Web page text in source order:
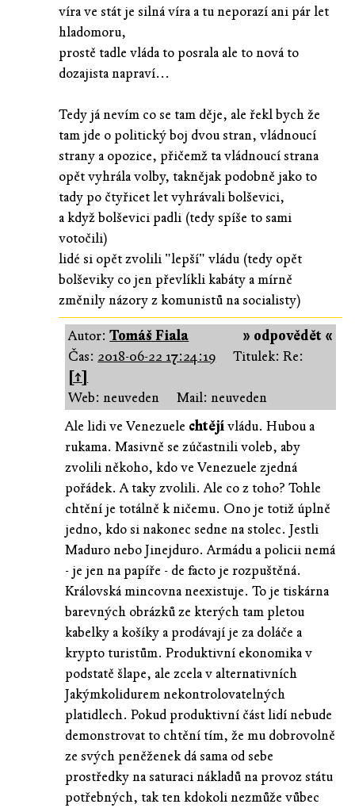
víra ve stát je silná víra a tu neporazí ani pár let
hladomoru,
prostě tadle vláda to posrala ale to nová to
dozajista napraví...
Tedy já nevím co se tam děje, ale řekl bych že
tam jde o politický boj dvou stran, vládnoucí
strany a opozice, přičemž ta vládnoucí strana
opět vyhrála volby, taknějak podobně jako to
tady po čtyřicet let vyhrávali bolševici,
a když bolševici padli (tedy spíše to sami
votočili)
lidé si opět zvolili "lepší" vládu (tedy opět
bolševiky co jen převlíkli kabáty a mírně
změnily názory z komunistů na socialisty)
» odpovědět «
Autor:Tomáš Fiala
Čas: 2018-06-22 17:24:19
Titulek: Re:
[↑]
Web: neuveden
Mail: neuveden
Ale lidi ve Venezuele chtějívládu. Hubou a
rukama. Masivně se zúčastnili voleb, aby
zvolili někoho, kdo ve Venezuele zjedná
pořádek. A taky zvolili. Ale co z toho? Tohle
chtění je totálně k ničemu. Ono je totiž úplně
jedno, kdo si nakonec sedne na stolec. Jestli
Maduro nebo Jinejduro. Armádu a policii nemá
- je jen na papíře - de facto je rozpuštěná.
Královská mincovna neexistuje. To je tiskárna
barevných obrázků ze kterých tam pletou
kabelky a košíky a prodávají je za doláče a
krypto turistům. Produktivní ekonomika v
podstatě šlape, ale zcela v alternativních
Jakýmkolidurem nekontrolovatelných
platidlech. Pokud produktivní část lidí nebude
demonstrovat to chtění tím, že mu dobrovolně
ze svých peněženek dá sama od sebe
prostředky na saturaci nákladů na provoz státu
potřebných, tak ten kdokoli nezmůže vůbec